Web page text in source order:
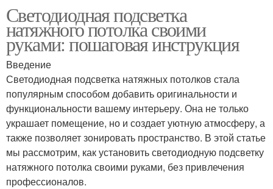
Светодиодная подсветка
натяжного потолка своими
руками: пошаговая инструкция
Введение
Светодиодная подсветка натяжных потолков стала
популярным способом добавить оригинальности и
функциональности вашему интерьеру. Она не только
украшает помещение, но и создает уютную атмосферу, а
также позволяет зонировать пространство. В этой статье
мы рассмотрим, как установить светодиодную подсветку
натяжного потолка своими руками, без привлечения
профессионалов.